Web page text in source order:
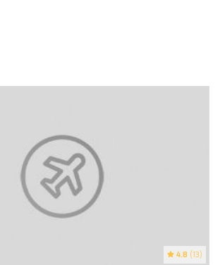
4.8 (13)